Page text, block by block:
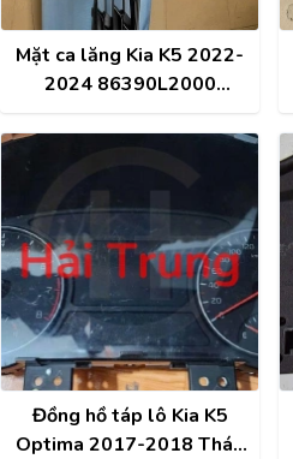
Mặt ca lăng Kia K5 2022-
2024 86390L2000
Đồng hồ táp lô Kia K5
Optima 2017-2018 Tháo